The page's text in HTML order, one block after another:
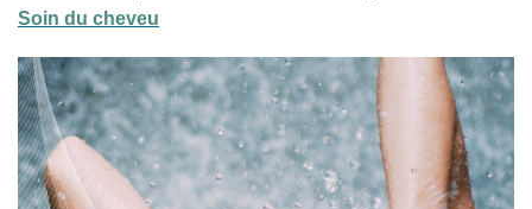
Soin du cheveu